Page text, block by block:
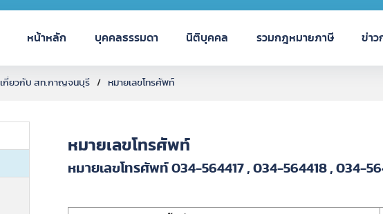
หน้าหลัก บุคคลธรรมดา นิติบุคคล รวมกฎหมายภาษี ข่าว
เกี่ยวกับ สท.กาญจนบุรี หมายเลขโทรศัพท์
หมายเลขโทรศัพท์
หมายเลขโทรศัพท์ 034-564417 , 034-564418 , 034-